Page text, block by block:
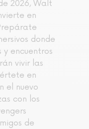
2026, Walt
en
donde
encuentros
vivir las
en
el nuevo
con los
de